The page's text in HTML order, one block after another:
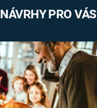
NÁVRHY PRO VÁS